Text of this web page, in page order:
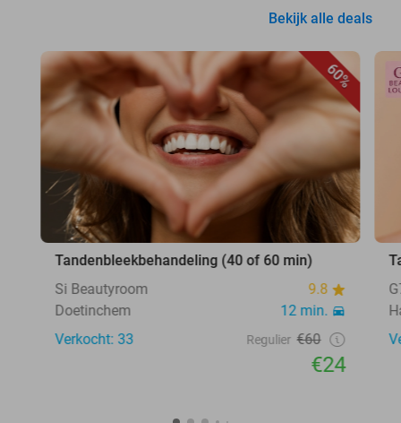
Bekijk alle deals
60%
Tandenbleekbehandeling (40 of 60 min)
Si Beautyroom
9.8
Doetinchem
12 min.
Verkocht: 33
Regulier €60
€24